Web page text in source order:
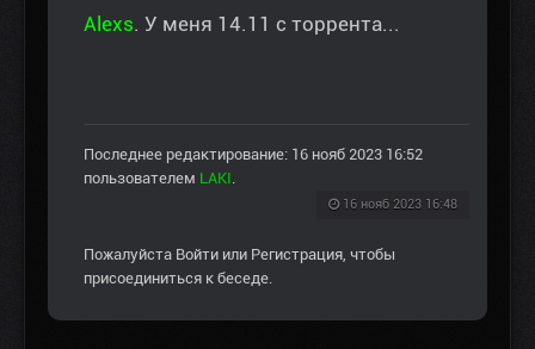
Alexs. У меня 14.11 с торрента...
Последнее редактирование: 16 нояб 2023 16:52
пользователем LAKI.
16 нояб 2023 16:48
Пожалуйста Войти или Регистрация, чтобы
присоединиться к беседе.